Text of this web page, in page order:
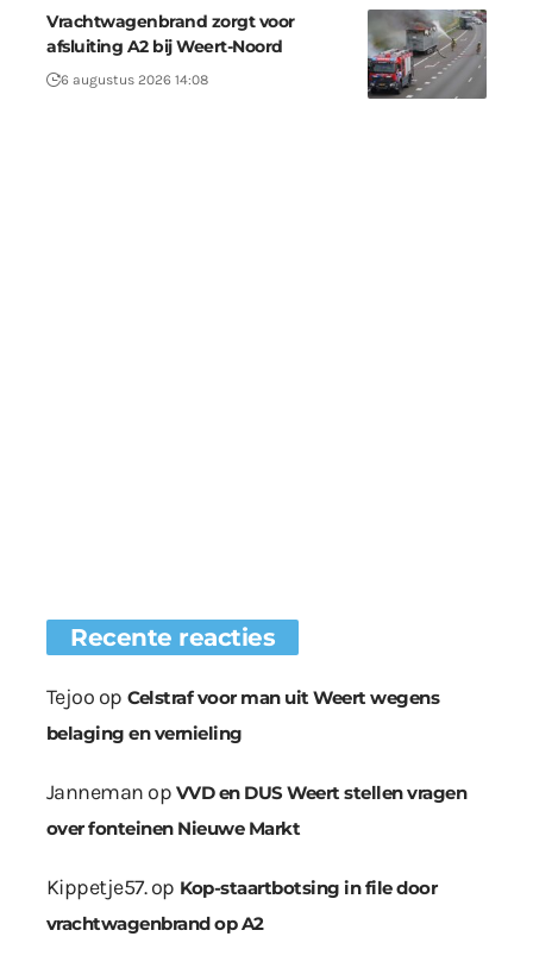
Vrachtwagenbrand zorgt voor
afsluiting A2 bij Weert-Noord
6 augustus 2026 14:08
Recente reacties
Tejoo op Celstraf voor man uit Weert wegens
belaging en vernieling
Janneman op VVD en DUS Weert stellen vragen
over fonteinen Nieuwe Markt
Kippetje57.op Kop-staartbotsing in file door
vrachtwagenbrand op A2